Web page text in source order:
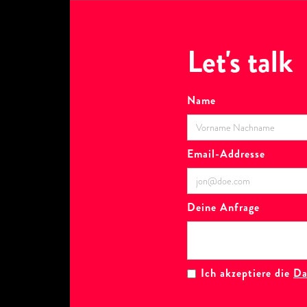
Let's talk
Name
Email-Addresse
Deine Anfrage
Ich akzeptiere die